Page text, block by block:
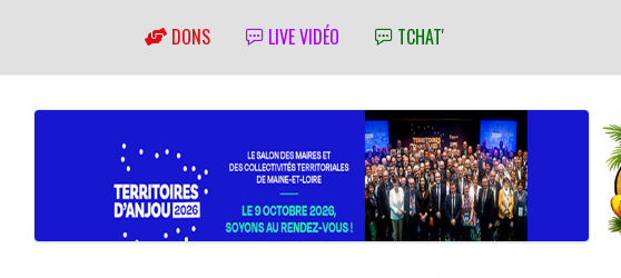
DONS LIVE VIDÉO TCHAT'